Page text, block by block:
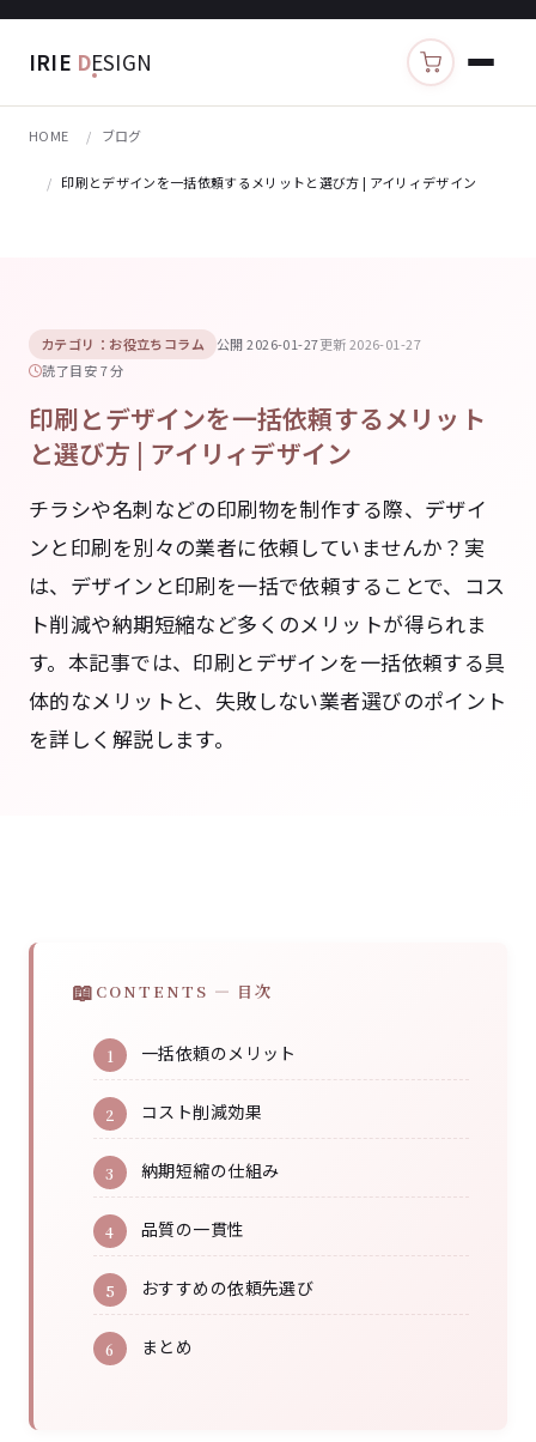
IRIE DESIGN カートを見る
HOME ブログ
印刷とデザインを一括依頼するメリットと選び方 | アイリィデザイン
カテゴリ：お役立ちコラム 公開 2026-01-27更新 2026-01-27
読了目安 7 分
印刷とデザインを一括依頼するメリット
と選び方 | アイリィデザイン
チラシや名刺などの印刷物を制作する際、デザイ
ンと印刷を別々の業者に依頼していませんか？実
は、デザインと印刷を一括で依頼することで、コス
ト削減や納期短縮など多くのメリットが得られま
す。本記事では、印刷とデザインを一括依頼する具
体的なメリットと、失敗しない業者選びのポイント
を詳しく解説します。
CONTENTS — 目次
一括依頼のメリット
コスト削減効果
納期短縮の仕組み
品質の一貫性
おすすめの依頼先選び
まとめ